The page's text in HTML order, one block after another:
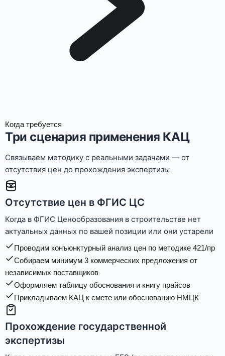
Когда требуется
Три сценария применения КАЦ
Связываем методику с реальными задачами — от
отсутствия цен до прохождения экспертизы
Отсутствие цен в ФГИС ЦС
Когда в ФГИС Ценообразования в строительстве нет
актуальных данных по вашей позиции или они устарели
Проводим конъюнктурный анализ цен по методике 421/пр
Собираем минимум 3 коммерческих предложения от
независимых поставщиков
Оформляем таблицу обоснования и книгу прайсов
Прикладываем КАЦ к смете или обоснованию НМЦК
Прохождение государственной
экспертизы